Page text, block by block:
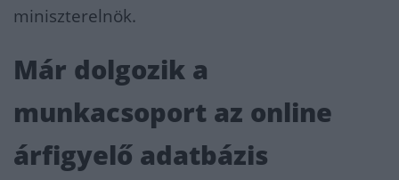
miniszterelnök.
Már dolgozik a
munkacsoport az online
árfigyelő adatbázis